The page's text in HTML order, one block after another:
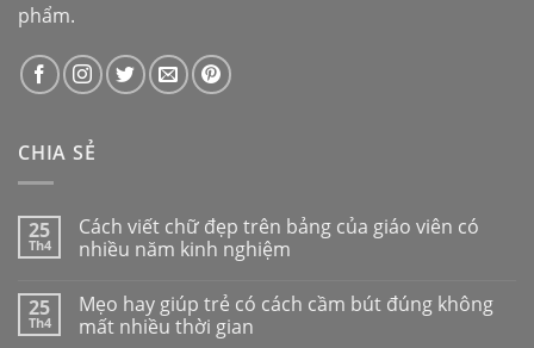
phẩm.
CHIA SẺ
25
Th4
Cách viết chữ đẹp trên bảng của giáo viên có
nhiều năm kinh nghiệm
25
Th4
Mẹo hay giúp trẻ có cách cầm bút đúng không
mất nhiều thời gian